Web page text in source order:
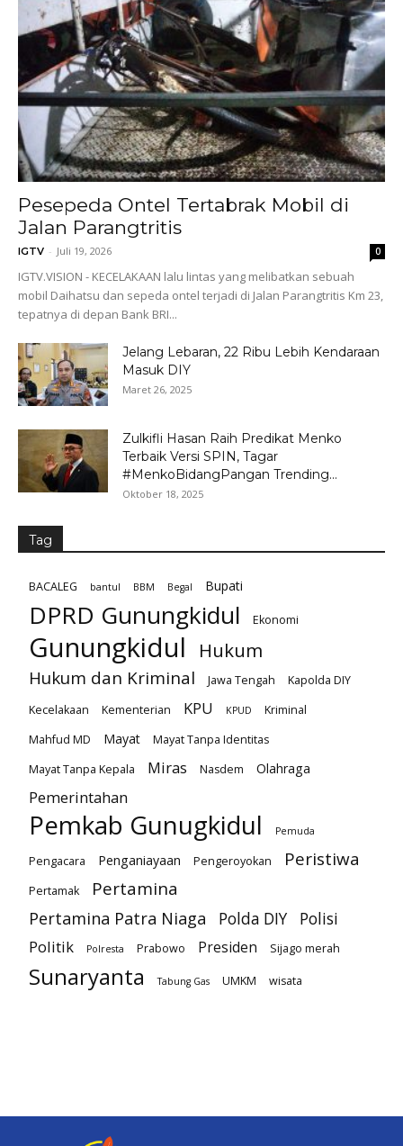
Pesepeda Ontel Tertabrak Mobil di
Jalan Parangtritis
IGTV - Juli 19, 2026 0
IGTV.VISION - KECELAKAAN lalu lintas yang melibatkan sebuah
mobil Daihatsu dan sepeda ontel terjadi di Jalan Parangtritis Km 23,
tepatnya di depan Bank BRI...
Jelang Lebaran, 22 Ribu Lebih Kendaraan
Masuk DIY
Maret 26, 2025
Zulkifli Hasan Raih Predikat Menko
Terbaik Versi SPIN, Tagar
#MenkoBidangPangan Trending...
Oktober 18, 2025
Tag
BACALEG bantul BBM Begal Bupati
DPRD Gunungkidul Ekonomi
Gunungkidul Hukum
Hukum dan Kriminal Jawa Tengah
Kapolda DIY
Kecelakaan
Kementerian KPU KPUD
Kriminal
Mahfud MD
Mayat
Mayat Tanpa Identitas
Mayat Tanpa Kepala
Miras Nasdem Olahraga
Pemerintahan
Pemkab Gunugkidul Pemuda
Pengacara Penganiayaan Pengeroyokan Peristiwa
Pertamak Pertamina
Pertamina Patra Niaga Polda DIY
Polisi
Politik
Polresta Prabowo Presiden Sijago merah
Sunaryanta Tabung Gas UMKM wisata